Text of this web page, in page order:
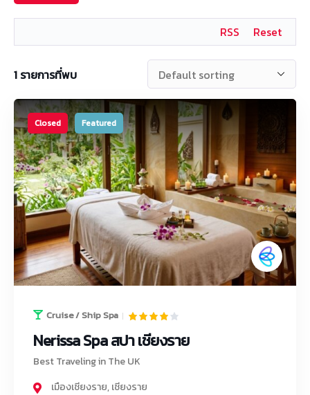
Reset
RSS
1 รายการที่พบ
Closed Featured
Cruise / Ship Spa
Nerissa Spa สปา เชียงราย
Best Traveling in The UK
เมืองเชียงราย,เชียงราย